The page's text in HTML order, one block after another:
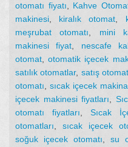
otomatı fiyatı
Kahve
makinesi
kiralık otomat
meşrubat otomatı
mini
makinesi fiyat
nescafe
otomat ,otomatik içecek
satılık otomatlar, satış
otomatı
sıcak içecek
içecek makinesi fiyatları
otomatı fiyatları
Sıcak
otomatları
sıcak içecek
soğuk içecek otomatı
su